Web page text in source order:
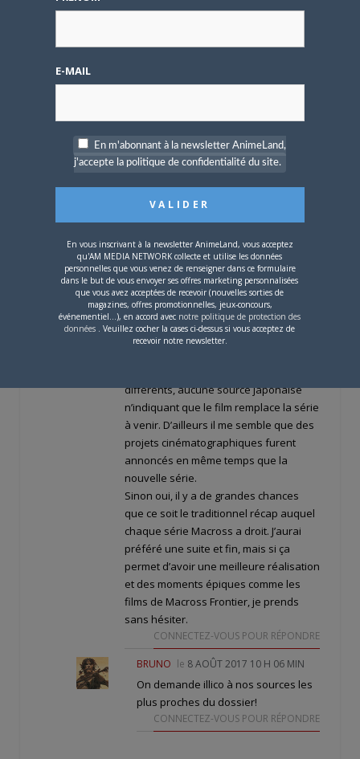
Vous êtes sûr que le film remplace la série ?
d’actualité.
BRUNO le8 AOÛT 2017 8 H 53 MIN
devenait le film (“anime serie is getting an
sont deux projets différents, puisque
d’autres sourcent indiquent aussi que le
métrage serait un récap’ de la série de
2016.
CONNECTEZ-VOUS POUR RÉPONDRE
différents, aucune source japonaise
n’indiquant que le film remplace la série
à venir. D’ailleurs il me semble que des
projets cinématographiques furent
annoncés en même temps que la
nouvelle série.
Sinon oui, il y a de grandes chances
que ce soit le traditionnel récap auquel
chaque série Macross a droit. J’aurai
préféré une suite et fin, mais si ça
permet d’avoir une meilleure réalisation
et des moments épiques comme les
films de Macross Frontier, je prends
sans hésiter.
CONNECTEZ-VOUS POUR RÉPONDRE
BRUNO le 8 AOÛT 2017 10 H 06 MIN
On demande illico à nos sources les
plus proches du dossier!
CONNECTEZ-VOUS POUR RÉPONDRE
E-MAIL
En m'abonnant à la newsletter AnimeLand,
j'accepte la politique de confidentialité du site.
En vous inscrivant à la newsletter AnimeLand, vous acceptez
qu'AM MEDIA NETWORK collecte et utilise les données
personnelles que vous venez de renseigner dans ce formulaire
dans le but de vous envoyer ses offres marketing personnalisées
que vous avez acceptées de recevoir (nouvelles sorties de
magazines, offres promotionnelles, jeux-concours,
événementiel...), en accord avec notre politique de protection des
données . Veuillez cocher la cases ci-dessus si vous acceptez de
recevoir notre newsletter.